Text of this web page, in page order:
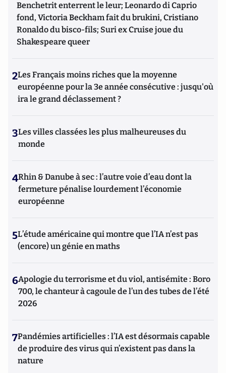
Benchetrit enterrent le leur; Leonardo di Caprio
fond, Victoria Beckham fait du brukini, Cristiano
Ronaldo du bisco-fils; Suri ex Cruise joue du
Shakespeare queer
2Les Français moins riches que la moyenne
européenne pour la 3e année consécutive : jusqu'où
ira le grand déclassement ?
3Les villes classées les plus malheureuses du
monde
4Rhin & Danube à sec : l’autre voie d’eau dont la
fermeture pénalise lourdement l’économie
européenne
5L’étude américaine qui montre que l’IA n’est pas
(encore) un génie en maths
6Apologie du terrorisme et du viol, antisémite : Boro
700, le chanteur à cagoule de l’un des tubes de l’été
2026
7Pandémies artificielles : l’IA est désormais capable
de produire des virus qui n’existent pas dans la
nature